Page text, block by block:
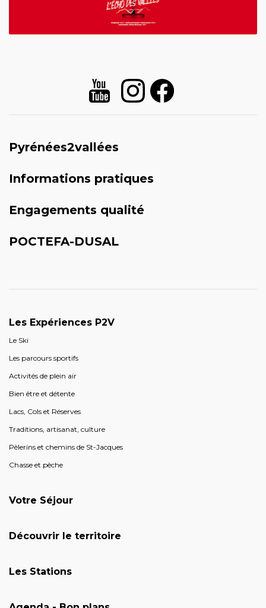
Pyrénées2vallées
Informations pratiques
Engagements qualité
POCTEFA-DUSAL
Les Expériences P2V
Le Ski
Les parcours sportifs
Activités de plein air
Bien être et détente
Lacs, Cols et Réserves
Traditions, artisanat, culture
Pèlerins et chemins de St-Jacques
Chasse et pêche
Votre Séjour
Découvrir le territoire
Les Stations